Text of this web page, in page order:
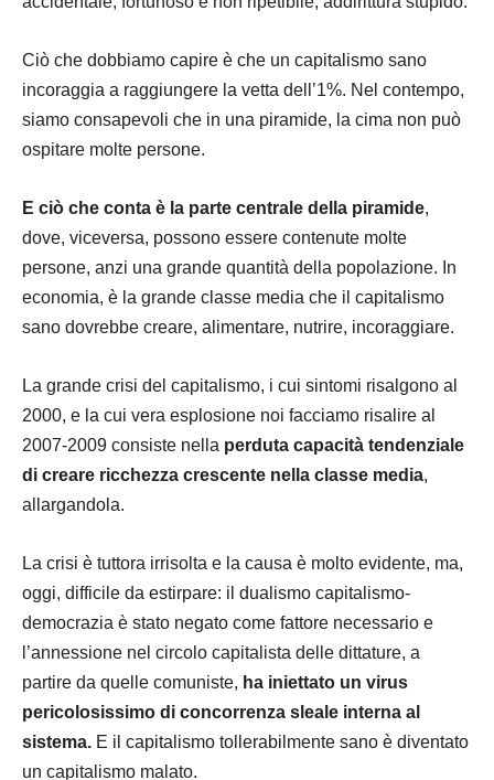
Ciò che dobbiamo capire è che un capitalismo sano
incoraggia a raggiungere la vetta dell’1%. Nel contempo,
siamo consapevoli che in una piramide, la cima non può
ospitare molte persone.
E ciò che conta è la parte centrale della piramide,
dove, viceversa, possono essere contenute molte
persone, anzi una grande quantità della popolazione. In
economia, è la grande classe media che il capitalismo
sano dovrebbe creare, alimentare, nutrire, incoraggiare.
La grande crisi del capitalismo, i cui sintomi risalgono al
2000, e la cui vera esplosione noi facciamo risalire al
2007-2009 consiste nella perduta capacità tendenziale
di creare ricchezza crescente nella classe media,
allargandola.
La crisi è tuttora irrisolta e la causa è molto evidente, ma,
oggi, difficile da estirpare: il dualismo capitalismo-
democrazia è stato negato come fattore necessario e
l’annessione nel circolo capitalista delle dittature, a
partire da quelle comuniste, ha iniettato un virus
pericolosissimo di concorrenza sleale interna al
sistema. E il capitalismo tollerabilmente sano è diventato
un capitalismo malato.